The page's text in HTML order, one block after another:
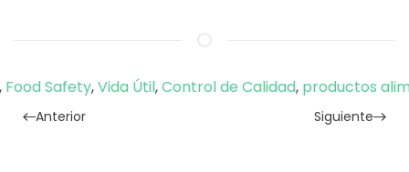
, Food Safety,Vida Útil,Control de Calidad, productos
Anterior Siguiente